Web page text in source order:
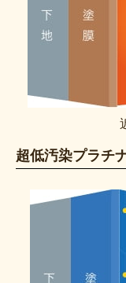
超低汚染プラチ